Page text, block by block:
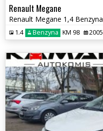
Renault Megane
1.4 Benzyna KM 98 2005